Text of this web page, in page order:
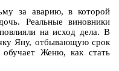
за аварию, в которой
Реальные виновники
на исход дела. В
Яну, отбывающую срок
Женю, как стать